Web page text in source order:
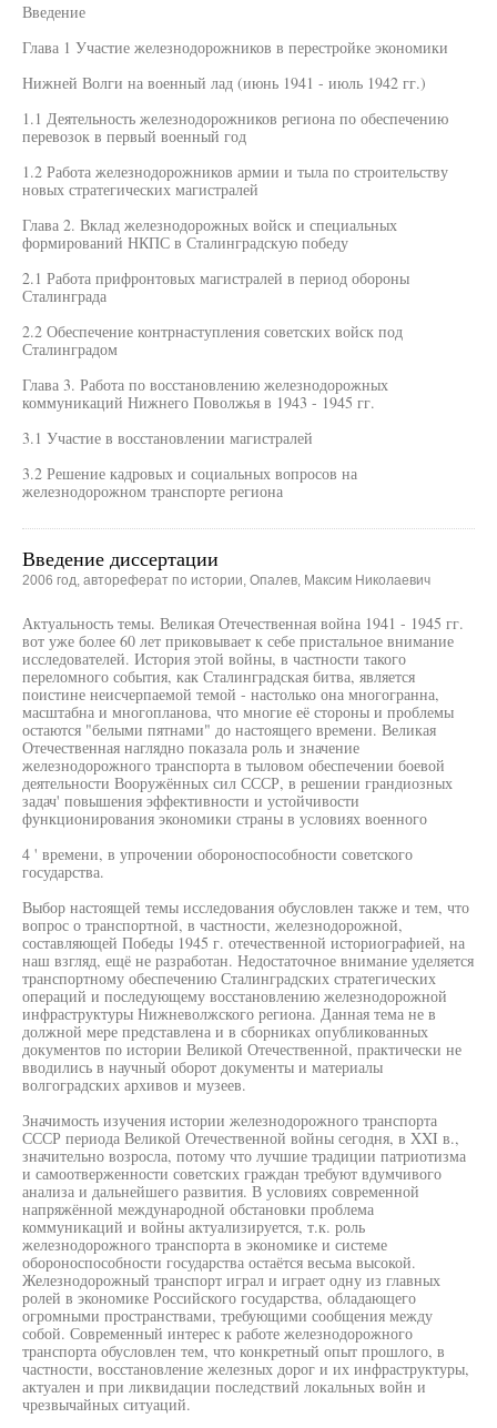
Введение
Глава 1 Участие железнодорожников в перестройке экономики
Нижней Волги на военный лад (июнь 1941 - июль 1942 гг.)
1.1 Деятельность железнодорожников региона по обеспечению
перевозок в первый военный год
1.2 Работа железнодорожников армии и тыла по строительству
новых стратегических магистралей
Глава 2. Вклад железнодорожных войск и специальных
формирований НКПС в Сталинградскую победу
2.1 Работа прифронтовых магистралей в период обороны
Сталинграда
2.2 Обеспечение контрнаступления советских войск под
Сталинградом
Глава 3. Работа по восстановлению железнодорожных
коммуникаций Нижнего Поволжья в 1943 - 1945 гг.
3.1 Участие в восстановлении магистралей
3.2 Решение кадровых и социальных вопросов на
железнодорожном транспорте региона
Введение диссертации
2006 год, автореферат по истории, Опалев, Максим Николаевич
Актуальность темы. Великая Отечественная война 1941 - 1945 гг.
вот уже более 60 лет приковывает к себе пристальное внимание
исследователей. История этой войны, в частности такого
переломного события, как Сталинградская битва, является
поистине неисчерпаемой темой - настолько она многогранна,
масштабна и многопланова, что многие её стороны и проблемы
остаются "белыми пятнами" до настоящего времени. Великая
Отечественная наглядно показала роль и значение
железнодорожного транспорта в тыловом обеспечении боевой
деятельности Вооружённых сил СССР, в решении грандиозных
задач' повышения эффективности и устойчивости
функционирования экономики страны в условиях военного
4 ' времени, в упрочении обороноспособности советского
государства.
Выбор настоящей темы исследования обусловлен также и тем, что
вопрос о транспортной, в частности, железнодорожной,
составляющей Победы 1945 г. отечественной историографией, на
наш взгляд, ещё не разработан. Недостаточное внимание уделяется
транспортному обеспечению Сталинградских стратегических
операций и последующему восстановлению железнодорожной
инфраструктуры Нижневолжского региона. Данная тема не в
должной мере представлена и в сборниках опубликованных
документов по истории Великой Отечественной, практически не
вводились в научный оборот документы и материалы
волгоградских архивов и музеев.
Значимость изучения истории железнодорожного транспорта
СССР периода Великой Отечественной войны сегодня, в XXI в.,
значительно возросла, потому что лучшие традиции патриотизма
и самоотверженности советских граждан требуют вдумчивого
анализа и дальнейшего развития. В условиях современной
напряжённой международной обстановки проблема
коммуникаций и войны актуализируется, т.к. роль
железнодорожного транспорта в экономике и системе
обороноспособности государства остаётся весьма высокой.
Железнодорожный транспорт играл и играет одну из главных
ролей в экономике Российского государства, обладающего
огромными пространствами, требующими сообщения между
собой. Современный интерес к работе железнодорожного
транспорта обусловлен тем, что конкретный опыт прошлого, в
частности, восстановление железных дорог и их инфраструктуры,
актуален и при ликвидации последствий локальных войн и
чрезвычайных ситуаций.